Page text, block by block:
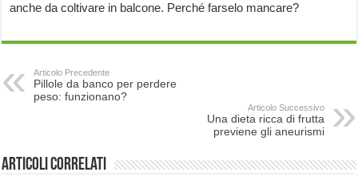
anche da coltivare in balcone. Perché farselo mancare?
Articolo Precedente
Pillole da banco per perdere
peso: funzionano?
Articolo Successivo
Una dieta ricca di frutta
previene gli aneurismi
Articoli correlati